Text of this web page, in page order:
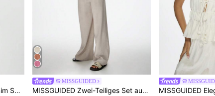
MISSGUIDED Destroyed-Denim Shorts im Vintage-Retro-Stil, Super kurze, hochsitzende Shorts aus klassischem Denim für Sommer, Festival, Strand und Partys
MISSGUIDED
MISSGUIDED Zwei-Teiliges Set aus Crop Top und weiter Hose, Sommer Strandresort Outfit, Urlaubs Loungewear, Lässig Matching Set